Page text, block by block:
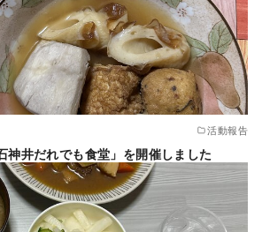
活動報告
神井だれでも食堂」を開催しました